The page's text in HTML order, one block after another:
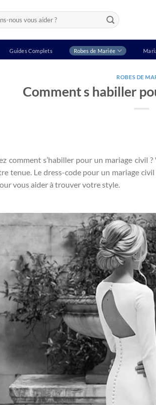
Guides Complets Robes de Mariée
ROBES DE
Comment s habiller
comment s’habiller pour un mariage civil
tenue. Le dress-code pour un mariage
vous aider à trouver votre style.